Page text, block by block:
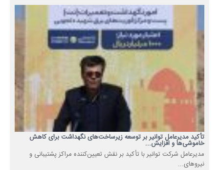
تأکید مدیرعامل توانیر بر توسعه زیرساخت‌های نگهداشت برای کاهش
خاموشی‌ها و افزایش...
مدیرعامل شرکت توانیر با تأکید بر نقش تعیین‌کننده مراکز پشتیبانی و
نیروهای...